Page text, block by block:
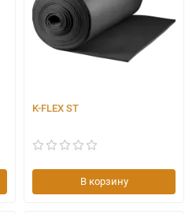
в короткие сроки,
рабочих проектов.
выполнить расчёт необходимой
K-FLEX ST
В корзину